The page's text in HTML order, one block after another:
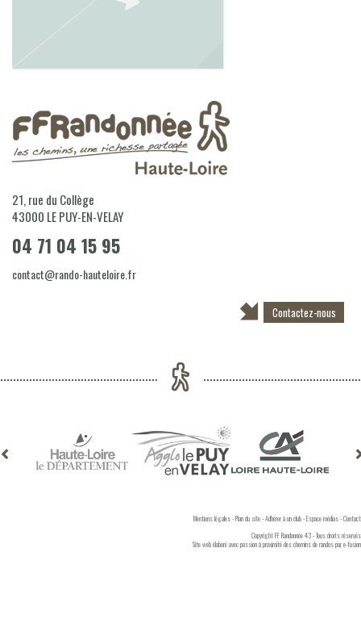
21, rue du Collège
43000 LE PUY-EN-VELAY
04 71 04 15 95
contact@rando-hauteloire.fr
Contactez-nous
Mentions légales-Plan du site-Adhérer à un club-Espace médias-Contact
Copyright FF Randonnée 43 - Tous droits réservés
Site web élaboré avec passion à proximité des chemins de randos pare-fusion